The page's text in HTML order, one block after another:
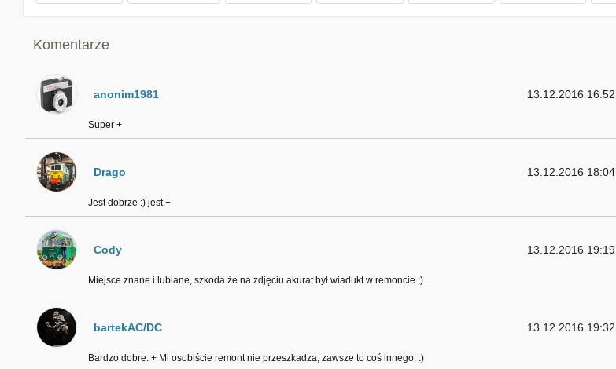
Komentarze
anonim1981 13.12.2016 16:52
Super +
Drago 13.12.2016 18:04
Jest dobrze :) jest +
Cody 13.12.2016 19:19
Miejsce znane i lubiane, szkoda że na zdjęciu akurat był wiadukt w remoncie ;)
bartekAC/DC 13.12.2016 19:32
Bardzo dobre. + Mi osobiście remont nie przeszkadza, zawsze to coś innego. :)